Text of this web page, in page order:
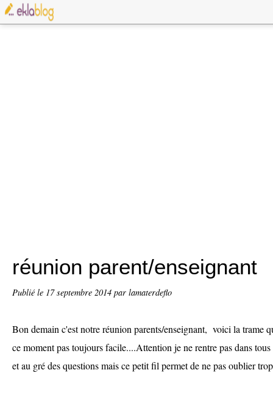
réunion parent/enseignant
Publié le 17 septembre 2014 par lamaterdeflo
Bon demain c'est notre réunion parents/enseignant, voici la trame
ce moment pas toujours facile....Attention je ne rentre pas dans
et au gré des questions mais ce petit fil permet de ne pas oublier